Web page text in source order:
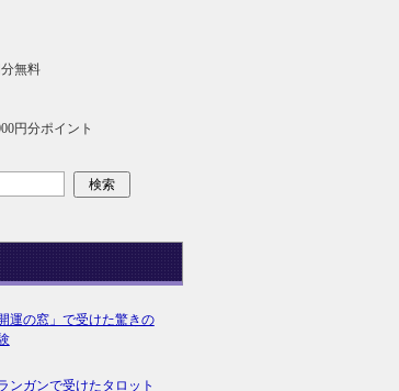
無料
円分ポイント
運の窓」で受けた驚きの
ンガンで受けたタロット